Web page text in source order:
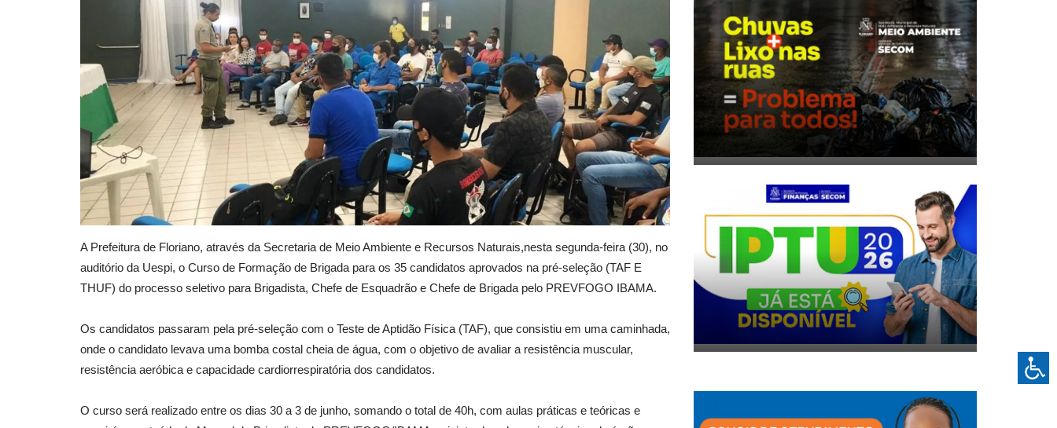
A Prefeitura de Floriano, através da Secretaria de Meio Ambiente e Recursos Naturais,nesta segunda-feira (30), no
auditório da Uespi, o Curso de Formação de Brigada para os 35 candidatos aprovados na pré-seleção (TAF E
THUF) do processo seletivo para Brigadista, Chefe de Esquadrão e Chefe de Brigada pelo PREVFOGO IBAMA.
Os candidatos passaram pela pré-seleção com o Teste de Aptidão Física (TAF), que consistiu em uma caminhada,
onde o candidato levava uma bomba costal cheia de água, com o objetivo de avaliar a resistência muscular,
resistência aeróbica e capacidade cardiorrespiratória dos candidatos.
O curso será realizado entre os dias 30 a 3 de junho, somando o total de 40h, com aulas práticas e teóricas e